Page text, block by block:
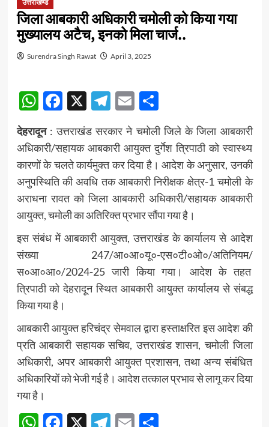
उत्तराखण्ड
जिला आबकारी अधिकारी चमोली को किया गया
मुख्यालय अटैच, इनको मिला चार्ज..
Surendra Singh Rawat April 3, 2025
WhatsApp
Facebook
X Telegram
EmailShare
देहरादून: उत्तराखंड सरकार ने चमोली जिले के जिला आबकारी
अधिकारी/सहायक आबकारी आयुक्त दुर्गेश त्रिपाठी को स्वास्थ्य
कारणों के चलते कार्यमुक्त कर दिया है। आदेश के अनुसार, उनकी
अनुपस्थिति की अवधि तक आबकारी निरीक्षक क्षेत्र-1 चमोली के
अराधना रावत को जिला आबकारी अधिकारी/सहायक आबकारी
आयुक्त, चमोली का अतिरिक्त प्रभार सौंपा गया है।
इस संबंध में आबकारी आयुक्त, उत्तराखंड के कार्यालय से आदेश
संख्या 247/आ०आ०यू०-एस०टी०ओ०/अतिनियम/
स०आ०आ०/2024-25 जारी किया गया। आदेश के तहत
त्रिपाठी को देहरादून स्थित आबकारी आयुक्त कार्यालय से संबद्ध
किया गया है।
आबकारी आयुक्त हरिचंद्र सेमवाल द्वारा हस्ताक्षरित इस आदेश की
प्रति आबकारी सहायक सचिव, उत्तराखंड शासन, चमोली जिला
अधिकारी, अपर आबकारी आयुक्त प्रशासन, तथा अन्य संबंधित
अधिकारियों को भेजी गई है। आदेश तत्काल प्रभाव से लागू कर दिया
गया है।